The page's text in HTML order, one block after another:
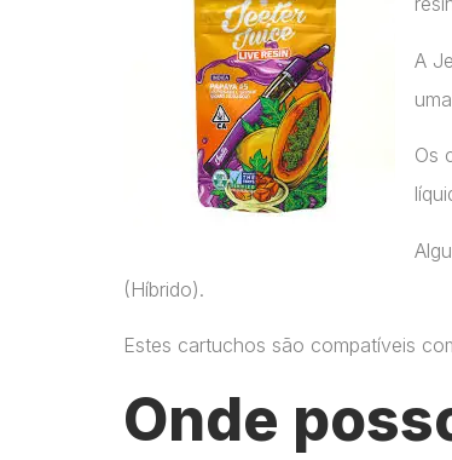
A
Os
(Híbrido).
Estes cartuchos são compatíveis
Onde